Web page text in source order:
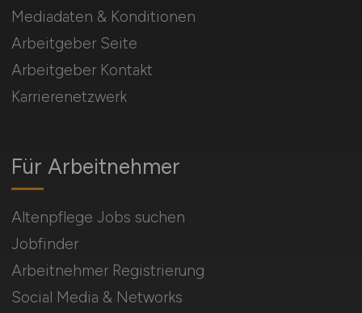
Für Arbeitnehmer
Altenpflege Jobs suchen
Jobfinder
Arbeitnehmer Registrierung
Social Media & Networks
Mediadaten & Konditionen
Arbeitgeber Seite
Arbeitgeber Kontakt
Karrierenetzwerk